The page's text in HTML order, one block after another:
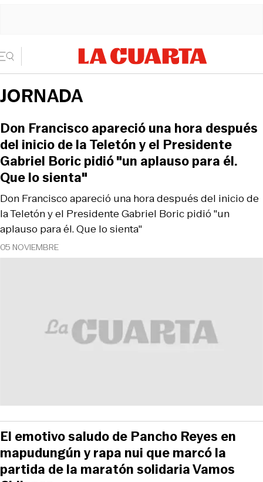
JORNADA
05 NOVIEMBRE
Don Francisco apareció una hora después del inicio de
la Teletón y el Presidente Gabriel Boric pidió "un
aplauso para él. Que lo sienta"
Don Francisco apareció una hora después
del inicio de la Teletón y el Presidente
Gabriel Boric pidió "un aplauso para él.
Que lo sienta"
El emotivo saludo de Pancho Reyes en
mapudungún y rapa nui que marcó la
partida de la maratón solidaria Vamos